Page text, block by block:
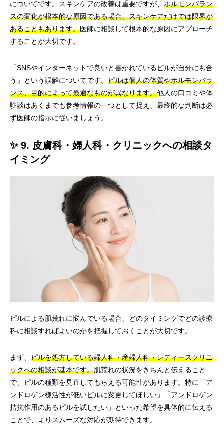
についてです。スキンケアの改善は重要ですが、 ホルモンバラン
スの変化が根本的な原因である場合、スキンケアだけでは限界が
あることもあります。医師に相談して根本的な原因にアプローチ
することが大切です。
「SNSやインターネットで良いと書かれているピルが自分にも合
う」という誤解についてです。 ピルは個人の体質やホルモンバラ
ンス、目的によって最適なものが異なります。他人の口コミや体
験談はあくまでも参考情報の一つとして捉え、最終的な判断は必
ず医師の指示に従いましょう。
✨ 9. 皮膚科・婦人科・クリニックへの相談タ
イミング
ピルによる肌荒れに悩んでいる場合、どのタイミングでどの診療
科に相談すればよいのかを把握しておくことが大切です。
まず、 ピルを処方している婦人科・産婦人科・レディースクリニ
ックへの相談が基本です。肌荒れの状況をきちんと伝えること
で、ピルの種類を見直してもらえる可能性があります。特に「ア
ンドロゲン様活性が低いピルに変更してほしい」「アンドロゲン
拮抗作用のあるピルを試したい」といった希望を具体的に伝える
ことで、よりスムーズな対応が期待できます。